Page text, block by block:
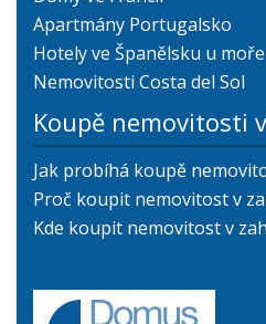
Apartmány Portugalsko
Hotely ve Španělsku u moře
Nemovitosti Costa del Sol
Koupě nemovitosti
Jak probíhá koupě
Proč koupit nemovitost v
Kde koupit nemovitost v